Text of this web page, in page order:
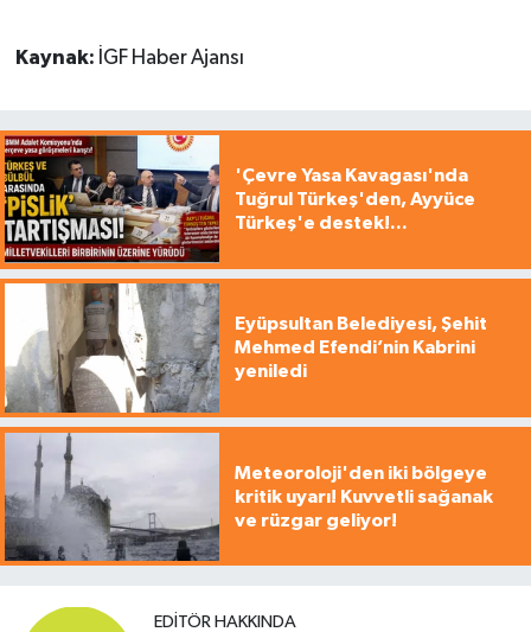
Kaynak: İGF Haber Ajansı
'Çevre Yasa Kavagası'nda
Tuğrul Türkeş'den, Ayyüce
Türkeş'e destek!...
Eyüpsultan Belediyesi, Şehit
Mehmed Efendi’nin Kabrini
yeniledi
Meteoroloji'den iki bölgeye
kritik uyarı! Kuvvetli sağanak
ve rüzgar geliyor!
EDITÖR HAKKINDA